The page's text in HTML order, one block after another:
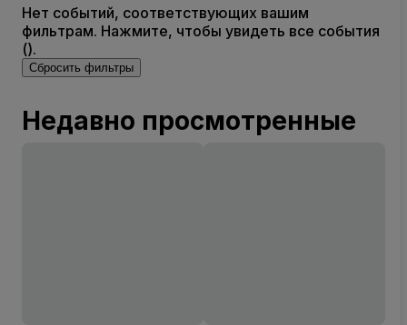
Нет событий, соответствующих вашим
фильтрам. Нажмите, чтобы увидеть все события
().
Сбросить фильтры
Недавно просмотренные